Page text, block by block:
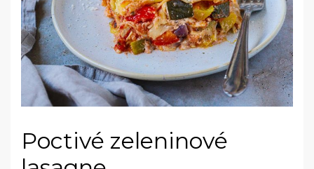
Poctivé zeleninové